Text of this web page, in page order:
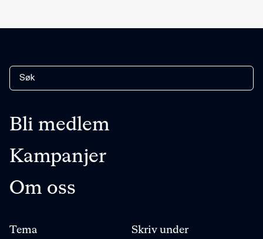
Bli medlem
Kampanjer
Om oss
Tema Skriv under